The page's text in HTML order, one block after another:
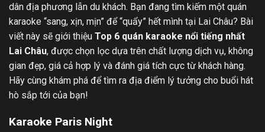
dân địa phương lẫn du khách. Bạn đang tìm kiếm một quán
karaoke “sang, xịn, mịn” để “quẩy” hết mình tại Lai Châu? Bài
viết này sẽ giới thiệu Top 6 quán karaoke nổi tiếng nhất
Lai Châu, được chọn lọc dựa trên chất lượng dịch vụ, không
gian đẹp, giá cả hợp lý và đánh giá tích cực từ khách hàng.
Hãy cùng khám phá để tìm ra địa điểm lý tưởng cho buổi hát
hò sắp tới của bạn!
Karaoke Paris Night